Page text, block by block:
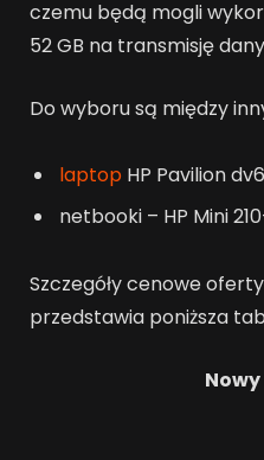
czemu będą mogli
52 GB na transmisję
Do wyboru są między
laptop HP Pavilion
netbooki – HP Mini
Szczegóły cenowe
przedstawia poniższa